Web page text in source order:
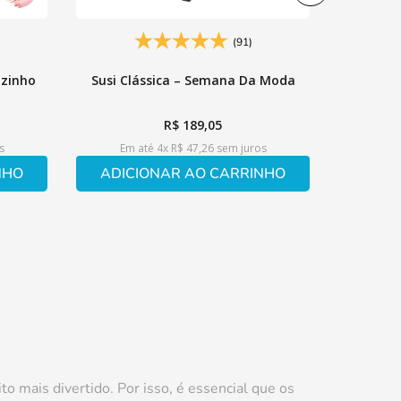
(91)
Susi Clássica – Semana Da Moda
R$ 189,05
Em até 4x R$ 47,26sem juros
ADICIONAR AO CARRINHO
mais divertido. Por isso, é essencial que os